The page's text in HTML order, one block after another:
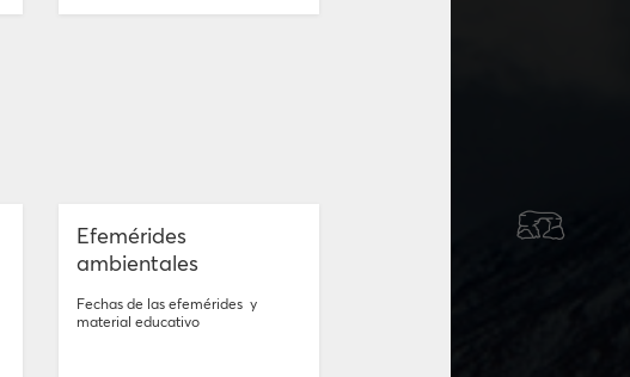
Efemérides
ambientales
Fechas de las efemérides y
material educativo